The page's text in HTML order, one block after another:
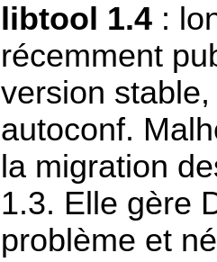
libtool 1.4 :
récemment
version
autoconf.
la migration
1.3. Elle gère
problème et